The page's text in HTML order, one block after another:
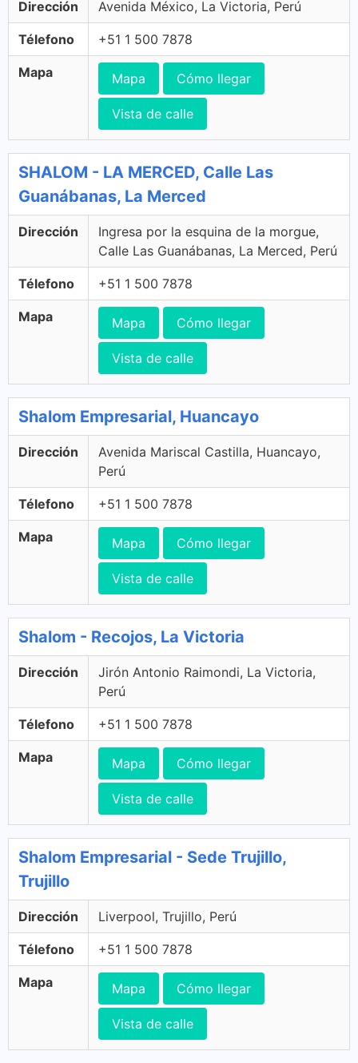
Dirección Avenida México, La Victoria, Perú
Télefono +51 1 500 7878
Mapa Mapa Cómo llegar
Vista de calle
SHALOM - LA MERCED, Calle Las
Guanábanas, La Merced
Dirección
Ingresa por la esquina de la morgue,
Calle Las Guanábanas, La Merced, Perú
Télefono +51 1 500 7878
Mapa Mapa Cómo llegar
Vista de calle
Shalom Empresarial, Huancayo
Dirección
Avenida Mariscal Castilla, Huancayo,
Perú
Télefono +51 1 500 7878
Mapa Mapa Cómo llegar
Vista de calle
Shalom - Recojos, La Victoria
Dirección
Jirón Antonio Raimondi, La Victoria,
Perú
Télefono +51 1 500 7878
Mapa Mapa Cómo llegar
Vista de calle
Shalom Empresarial - Sede Trujillo,
Trujillo
Dirección Liverpool, Trujillo, Perú
Télefono +51 1 500 7878
Mapa Mapa Cómo llegar
Vista de calle